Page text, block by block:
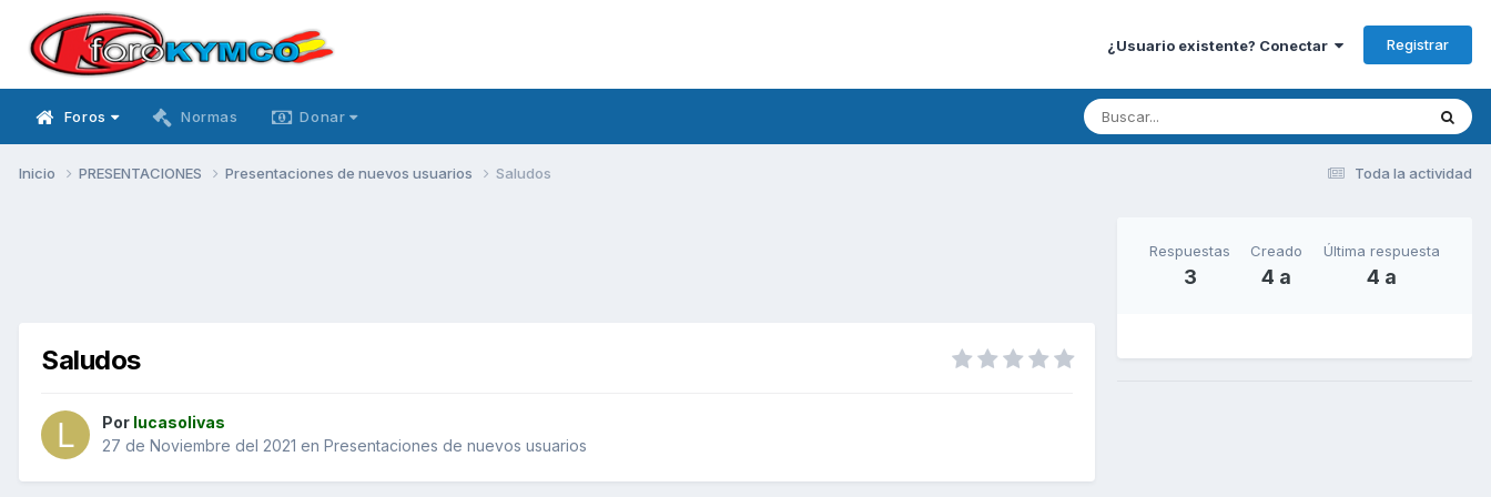
¿Usuario existente? Conectar Registrar
Foros Normas Donar
Toda la actividad
Inicio PRESENTACIONES Presentaciones de nuevos usuarios Saludos
Saludos
Por lucasolivas
27 de Noviembre del 2021 en Presentaciones de nuevos usuarios
Respuestas
3
Creado
4 a
Última respuesta
4 a